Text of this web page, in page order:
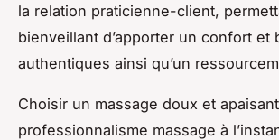
la relation praticienne-client,
bienveillant d’apporter un confort et
authentiques ainsi qu’un
Choisir un massage doux et
professionnalisme massage à